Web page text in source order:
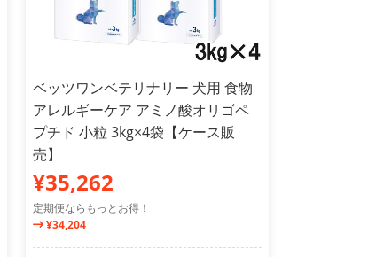
ベッツワンベテリナリー 犬用 食物
アレルギーケア アミノ酸オリゴペ
プチド 小粒 3kg×4袋【ケース販
売】
¥35,262
定期便ならもっとお得！
¥34,204